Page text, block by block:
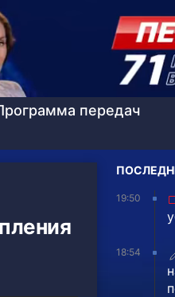
передач
19:50
18:54